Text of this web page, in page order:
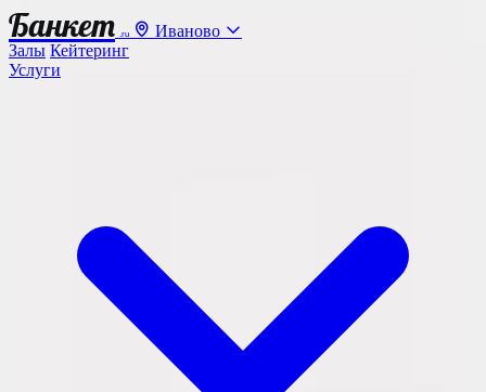
Банкет .ru
Иваново
Залы Кейтеринг
Услуги